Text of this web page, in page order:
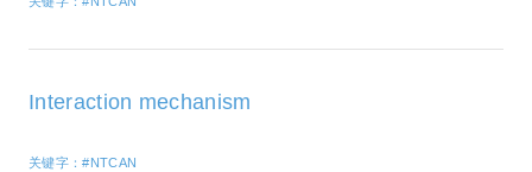
Interaction mechanism
关键字：#NTCAN